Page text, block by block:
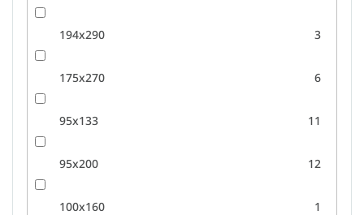
194x290 3
175x270 6
95x133 11
95x200 12
100x160 1